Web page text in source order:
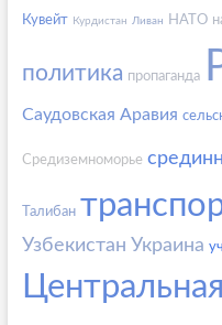
Кувейт Курдистан Ливан НАТО
политика пропаганда
Саудовская Аравия
Средиземноморье
Талибан
Узбекистан Украина